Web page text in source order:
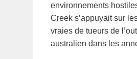
environnements
Creek s’appuyait sur
vraies de tueurs de
australien dans les